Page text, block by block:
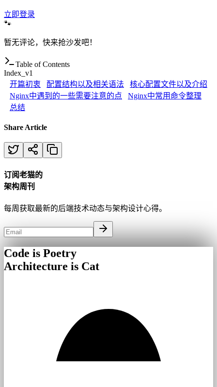
立即登录
🐾
暂无评论，快来抢沙发吧！
Table of Contents
Index_v1
开篇初衷
配置结构以及相关语法
核心配置文件以及介绍
Nginx中遇到的一些需要注意的点
Nginx中常用命令整理
总结
Share Article
订阅老猫的
架构周刊
每周获取最新的后端技术动态与架构设计心得。
Code is Poetry
Architecture is Cat